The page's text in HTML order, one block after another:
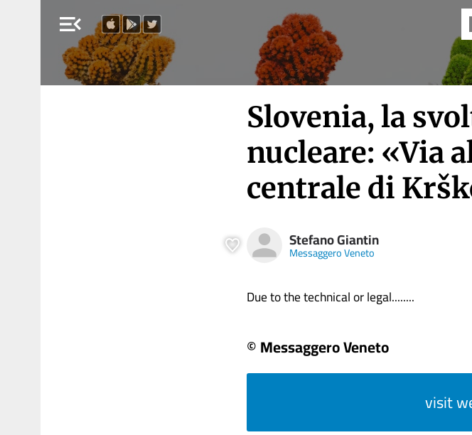
menu_open
Slovenia, la
nucleare: «Via
centrale di
Stefano Giantin
Messaggero Veneto
Due to the technical or legal........
© Messaggero Veneto
visit